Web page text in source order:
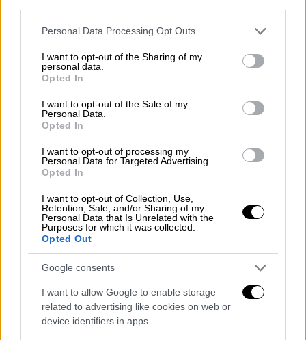
Please note that this website/app uses one or more Google
not limited to your visit or usage behaviour. You may click to
grant or deny consent to Google and its third-party tags to
use your data for below specified purposes in below Google
consent section.
Personal Data Processing Opt Outs
I want to opt-out of the Sharing of my
personal data.
Opted In
I want to opt-out of the Sale of my
Personal Data.
Opted In
I want to opt-out of processing my
Personal Data for Targeted Advertising.
Opted In
I want to opt-out of Collection, Use,
Retention, Sale, and/or Sharing of my
Personal Data that Is Unrelated with the
Purposes for which it was collected.
Opted Out
Google consents
I want to allow Google to enable storage
related to advertising like cookies on web or
device identifiers in apps.
Ελλάδα|16.09.2021 15:44
Κρήτη: Βγήκε από την εντατική η
36χρονη έγκυος που νοσούσε με
κορονοϊό
Υπό ιατρική παρακολούθηση είναι οι